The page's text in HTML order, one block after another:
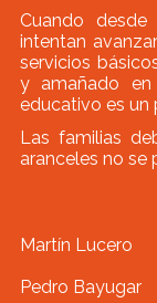
Cuando
intentan
servicios
y amañado
educativo es un
Las familias
aranceles no se
Martín Lucero
Pedro Bayugar